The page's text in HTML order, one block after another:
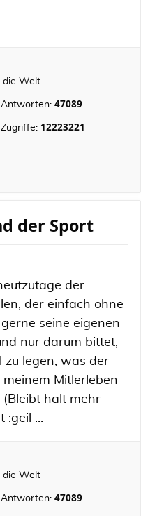
die Welt
Antworten: 47089
Zugriffe: 12223221
der Sport
der
der einfach ohne
seine eigenen
nur darum bittet,
zu legen, was der
Mitlerleben
halt mehr
:geil ...
die Welt
Antworten: 47089